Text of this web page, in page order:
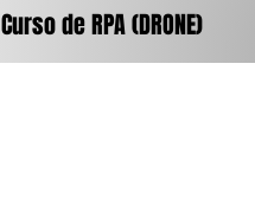
Curso de RPA (DRONE)